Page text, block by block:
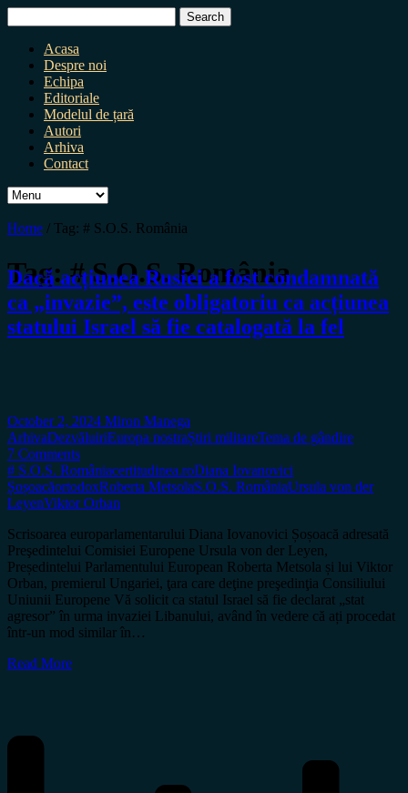
for:
Acasa
Despre noi
Echipa
Editoriale
Modelul de țară
Autori
Arhiva
Contact
Home / Tag: # S.O.S. România
Tag:# S.O.S. România
Dacă acțiunea Rusiei a fost condamnată
ca „invazie”, este obligatoriu ca acțiunea
statului Israel să fie catalogată la fel
October 2, 2024 Miron Manega
ArhivaDezvăluiriEuropa nostraȘtiri militareTema de gândire
7 Comments
# S.O.S. Româniacertitudinea.roDiana Iovanovici
ȘoșoacăortodoxRoberta MetsolaS.O.S. RomâniaUrsula von der
LeyenViktor Orban
Scrisoarea europarlamentarului Diana Iovanovici Șoșoacă adresată
Preşedintelui Comisiei Europene Ursula von der Leyen,
Președintelui Parlamentului European Roberta Metsola și lui Viktor
Orban, premierul Ungariei, ţara care deţine preşedinţia Consiliului
Uniunii Europene Vă solicit ca statul Israel să fie declarat „stat
agresor” în urma invaziei Libanului, având în vedere că ați procedat
într-un mod similar în…
Read More